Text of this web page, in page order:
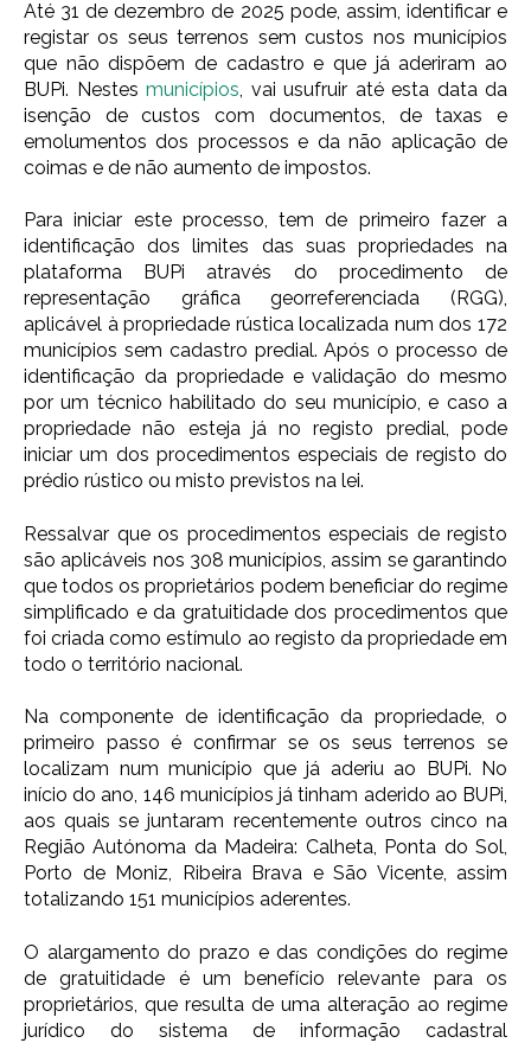
Até 31 de dezembro de 2025 pode, assim, identificar e
registar os seus terrenos sem custos nos municípios
que não dispõem de cadastro e que já aderiram ao
BUPi. Nestes municípios, vai usufruir até esta data da
isenção de custos com documentos, de taxas e
emolumentos dos processos e da não aplicação de
coimas e de não aumento de impostos.
Para iniciar este processo, tem de primeiro fazer a
identificação dos limites das suas propriedades na
plataforma BUPi através do procedimento de
representação gráfica georreferenciada (RGG),
aplicável à propriedade rústica localizada num dos 172
municípios sem cadastro predial. Após o processo de
identificação da propriedade e validação do mesmo
por um técnico habilitado do seu município, e caso a
propriedade não esteja já no registo predial, pode
iniciar um dos procedimentos especiais de registo do
prédio rústico ou misto previstos na lei.
Ressalvar que os procedimentos especiais de registo
são aplicáveis nos 308 municípios, assim se garantindo
que todos os proprietários podem beneficiar do regime
simplificado e da gratuitidade dos procedimentos que
foi criada como estímulo ao registo da propriedade em
todo o território nacional.
Na componente de identificação da propriedade, o
primeiro passo é confirmar se os seus terrenos se
localizam num município que já aderiu ao BUPi. No
início do ano, 146 municípios já tinham aderido ao BUPi,
aos quais se juntaram recentemente outros cinco na
Região Autónoma da Madeira: Calheta, Ponta do Sol,
Porto de Moniz, Ribeira Brava e São Vicente, assim
totalizando 151 municípios aderentes.
O alargamento do prazo e das condições do regime
de gratuitidade é um benefício relevante para os
proprietários, que resulta de uma alteração ao regime
jurídico do sistema de informação cadastral